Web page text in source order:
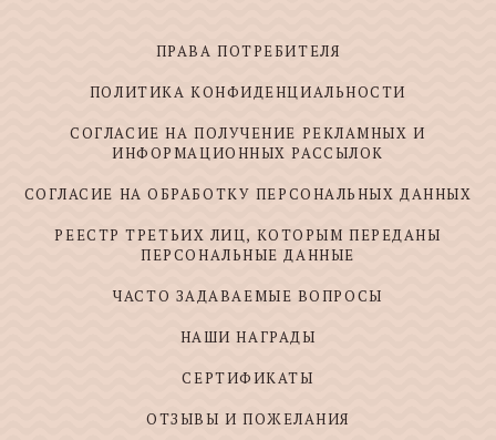
ПРАВА ПОТРЕБИТЕЛЯ
ПОЛИТИКА КОНФИДЕНЦИАЛЬНОСТИ
СОГЛАСИЕ НА ПОЛУЧЕНИЕ РЕКЛАМНЫХ И
ИНФОРМАЦИОННЫХ РАССЫЛОК
СОГЛАСИЕ НА ОБРАБОТКУ ПЕРСОНАЛЬНЫХ ДАННЫХ
РЕЕСТР ТРЕТЬИХ ЛИЦ, КОТОРЫМ ПЕРЕДАНЫ
ПЕРСОНАЛЬНЫЕ ДАННЫЕ
ЧАСТО ЗАДАВАЕМЫЕ ВОПРОСЫ
НАШИ НАГРАДЫ
СЕРТИФИКАТЫ
ОТЗЫВЫ И ПОЖЕЛАНИЯ